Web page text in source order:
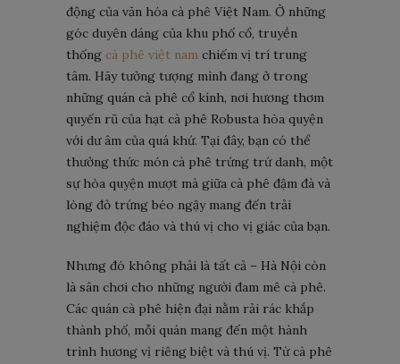
động của văn hóa cà phê Việt Nam. Ở những
góc duyên dáng của khu phố cổ, truyền
thống cà phê việt nam chiếm vị trí trung
tâm. Hãy tưởng tượng mình đang ở trong
những quán cà phê cổ kính, nơi hương thơm
quyến rũ của hạt cà phê Robusta hòa quyện
với dư âm của quá khứ. Tại đây, bạn có thể
thưởng thức món cà phê trứng trứ danh, một
sự hòa quyện mượt mà giữa cà phê đậm đà và
lòng đỏ trứng béo ngậy mang đến trải
nghiệm độc đáo và thú vị cho vị giác của bạn.
Nhưng đó không phải là tất cả – Hà Nội còn
là sân chơi cho những người đam mê cà phê.
Các quán cà phê hiện đại nằm rải rác khắp
thành phố, mỗi quán mang đến một hành
trình hương vị riêng biệt và thú vị. Từ cà phê